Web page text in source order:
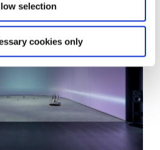
selection
cookies only